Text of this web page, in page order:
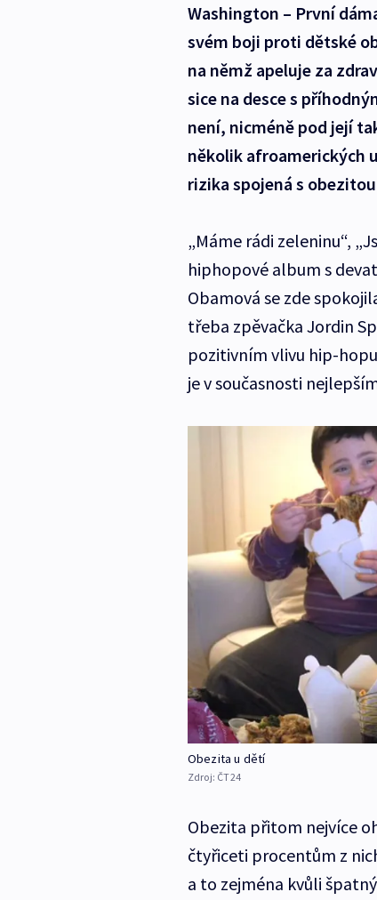
Washington – První
svém boji proti dětské
na němž apeluje za
sice na desce s
není, nicméně pod její
několik afroamerických
rizika spojená s
„Máme rádi zeleninu“,
hiphopové album s
Obamová se zde
třeba zpěvačka Jordin
pozitivním vlivu hip-
je v současnosti
Obezita u dětí
Zdroj: ČT24
Obezita přitom nejvíce
čtyřiceti procentům z
a to zejména kvůli